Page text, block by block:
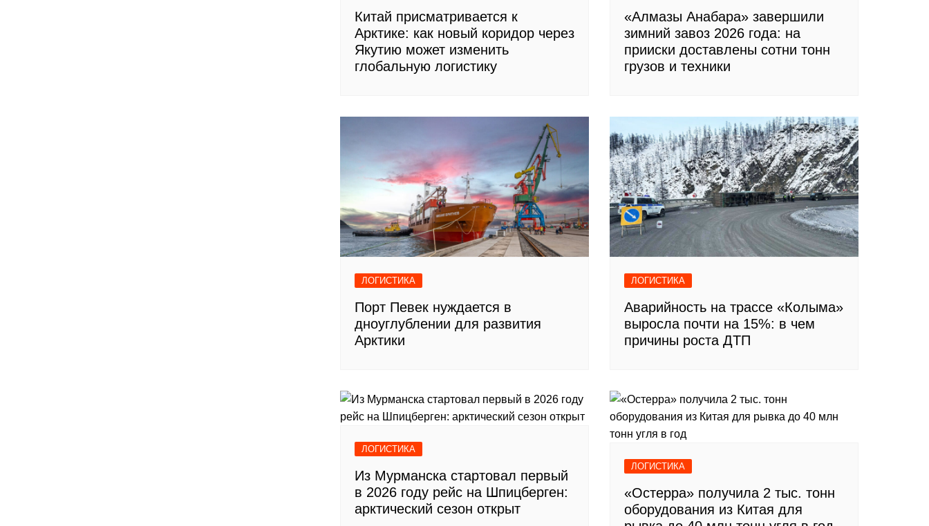
Китай присматривается к
Арктике: как новый коридор через
Якутию может изменить
глобальную логистику
«Алмазы Анабара» завершили
зимний завоз 2026 года: на
прииски доставлены сотни тонн
грузов и техники
ЛОГИСТИКА
Порт Певек нуждается в
дноуглублении для развития
Арктики
ЛОГИСТИКА
Аварийность на трассе «Колыма»
выросла почти на 15%: в чем
причины роста ДТП
ЛОГИСТИКА
Из Мурманска стартовал первый
в 2026 году рейс на Шпицберген:
арктический сезон открыт
ЛОГИСТИКА
«Остерра» получила 2 тыс. тонн
оборудования из Китая для